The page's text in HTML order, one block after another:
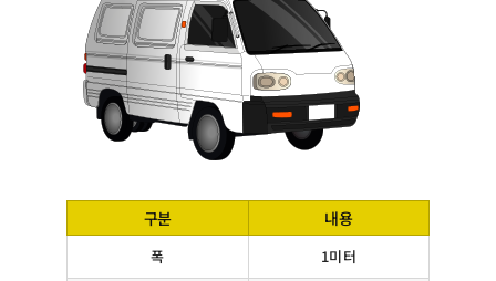
구분 내용
폭 1미터